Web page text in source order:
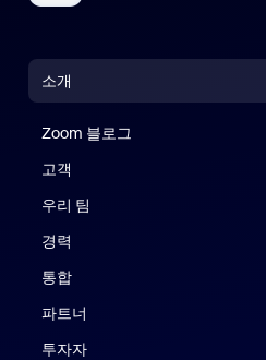
소개
Zoom 블로그
고객
우리 팀
경력
통합
파트너
투자자